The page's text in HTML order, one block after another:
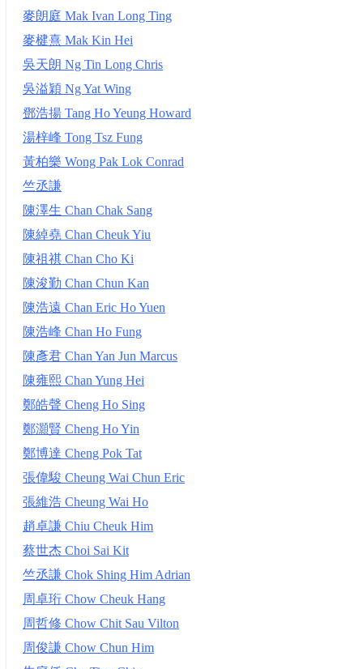
麥朗庭 Mak Ivan Long Ting
麥楗熹 Mak Kin Hei
吳天朗 Ng Tin Long Chris
吳溢穎 Ng Yat Wing
鄧浩揚 Tang Ho Yeung Howard
湯梓峰 Tong Tsz Fung
黃柏樂 Wong Pak Lok Conrad
竺丞謙
陳澤生 Chan Chak Sang
陳綽堯 Chan Cheuk Yiu
陳祖祺 Chan Cho Ki
陳浚勤 Chan Chun Kan
陳浩遠 Chan Eric Ho Yuen
陳浩峰 Chan Ho Fung
陳彥君 Chan Yan Jun Marcus
陳雍熙 Chan Yung Hei
鄭皓聲 Cheng Ho Sing
鄭灝賢 Cheng Ho Yin
鄭博達 Cheng Pok Tat
張偉駿 Cheung Wai Chun Eric
張維浩 Cheung Wai Ho
趙卓謙 Chiu Cheuk Him
蔡世杰 Choi Sai Kit
竺丞謙 Chok Shing Him Adrian
周卓珩 Chow Cheuk Hang
周哲修 Chow Chit Sau Vilton
周俊謙 Chow Chun Him